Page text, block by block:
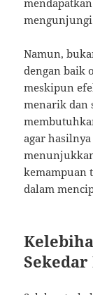
Namun,
dengan baik
meskipun
menarik dan
agar
kemampuan
dalam